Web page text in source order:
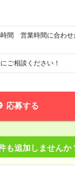
間 営業時間に合わせ
ご相談ください！
応募する
も追加しませんか